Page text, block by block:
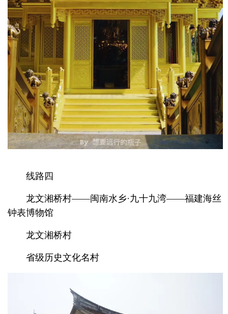
线路四
龙文湘桥村——闽南水乡·九十九湾——福建海丝
钟表博物馆
龙文湘桥村
省级历史文化名村